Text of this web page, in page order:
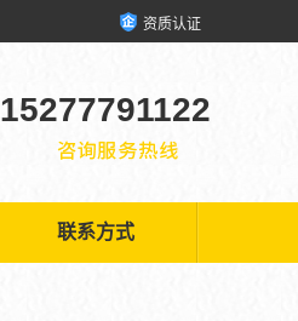
资质认证
15277791122
联系方式